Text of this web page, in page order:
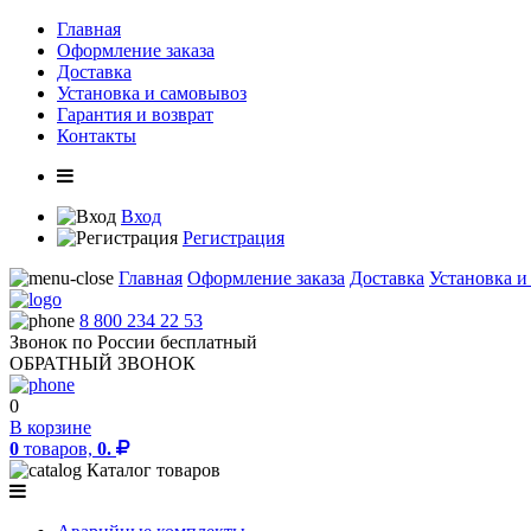
Главная
Оформление заказа
Доставка
Установка и самовывоз
Гарантия и возврат
Контакты
Вход
Регистрация
Главная Оформление заказа Доставка Установка
8 800 234 22 53
Звонок по России бесплатный
ОБРАТНЫЙ ЗВОНОК
0
В корзине
0 товаров, 0.
Каталог товаров